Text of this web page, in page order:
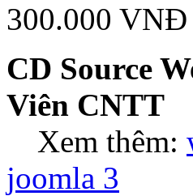
300.000 VNĐ
CD Source
Viên CNTT
Xem thêm:
joomla 3